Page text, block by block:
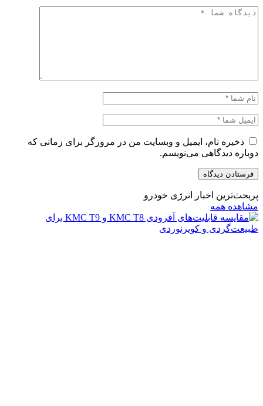
ذخیره نام، ایمیل و وبسایت من در مرورگر برای زمانی که
دوباره دیدگاهی می‌نویسم.
پربحث‌ترین اخبار انرژی خودرو
مشاهده همه